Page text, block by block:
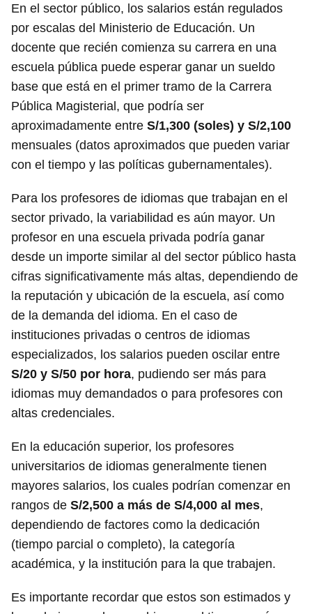
En el sector público, los salarios están regulados
por escalas del Ministerio de Educación. Un
docente que recién comienza su carrera en una
escuela pública puede esperar ganar un sueldo
base que está en el primer tramo de la Carrera
Pública Magisterial, que podría ser
aproximadamente entre S/1,300 (soles) y S/2,100
mensuales (datos aproximados que pueden variar
con el tiempo y las políticas gubernamentales).
Para los profesores de idiomas que trabajan en el
sector privado, la variabilidad es aún mayor. Un
profesor en una escuela privada podría ganar
desde un importe similar al del sector público hasta
cifras significativamente más altas, dependiendo de
la reputación y ubicación de la escuela, así como
de la demanda del idioma. En el caso de
instituciones privadas o centros de idiomas
especializados, los salarios pueden oscilar entre
S/20 y S/50 por hora, pudiendo ser más para
idiomas muy demandados o para profesores con
altas credenciales.
En la educación superior, los profesores
universitarios de idiomas generalmente tienen
mayores salarios, los cuales podrían comenzar en
rangos de S/2,500 a más de S/4,000 al mes,
dependiendo de factores como la dedicación
(tiempo parcial o completo), la categoría
académica, y la institución para la que trabajen.
Es importante recordar que estos son estimados y